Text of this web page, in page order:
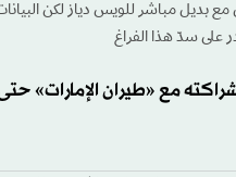
مع بديل مباشر للويس دياز لكن
على سدّ هذا الفراغ
مع «طيران الإمارات»